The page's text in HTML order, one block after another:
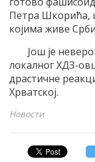
Петра Шкорића,
којима живе
Још је
локалног ХДЗ-
драстичне
Хрватској.
Новости